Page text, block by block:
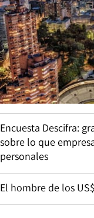
Encuesta Descifra:
sobre lo que
personales
El hombre de los